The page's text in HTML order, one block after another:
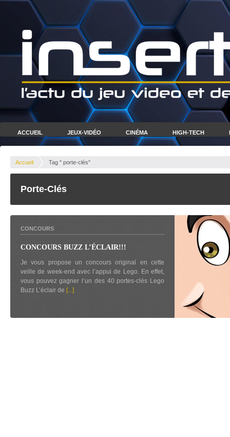
ACCUEIL JEUX-VIDÉO CINÉMA HIGH-TECH
Accueil Tag " porte-clés"
Porte-Clés
CONCOURS
CONCOURS BUZZ L’ÉCLAIR!!!
Je vous propose un concours original en cette
veille de week-end avec l’appui de Lego. En effet,
vous pouvez gagner l’un des 40 portes-clés Lego
Buzz L’éclair de [...]